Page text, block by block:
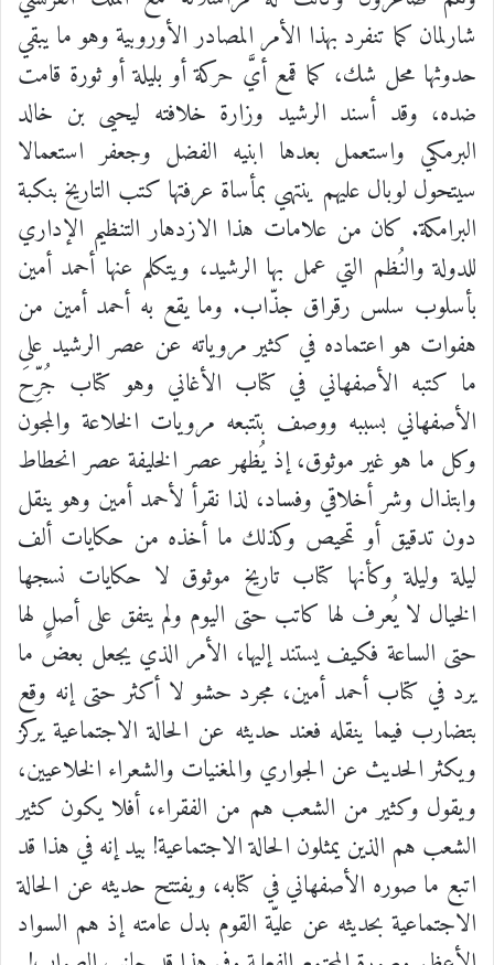
شارلمان كما تنفرد بهذا الأمر المصادر الأوروبية وهو ما يبقي
حدوثها محل شك، كما قمع أيَّ حركة أو بليلة أو ثورة قامت
ضده، وقد أسند الرشيد وزارة خلافته ليحيى بن خالد
البرمكي واستعمل بعدها ابنيه الفضل وجعفر استعمالا
سيتحول لوبال عليهم ينتهي بمأساة عرفتها كتب التاريخ بنكبة
البرامكة. كان من علامات هذا الازدهار التنظيم الإداري
للدولة والنُظم التي عمل بها الرشيد، ويتكلم عنها أحمد أمين
بأسلوب سلس رقراق جذّاب. وما يقع به أحمد أمين من
هفوات هو اعتماده في كثير مروياته عن عصر الرشيد على
ما كتبه الأصفهاني في كتاب الأغاني وهو كتاب جُرِّحَ
الأصفهاني بسببه ووصف بتتبعه مرويات الخلاعة والمجون
وكل ما هو غير موثوق، إذ يُظهر عصر الخليفة عصر انحطاط
وابتذال وشر أخلاقي وفساد، لذا نقرأ لأحمد أمين وهو ينقل
دون تدقيق أو تمحيص وكذلك ما أخذه من حكايات ألف
ليلة وليلة وكأنها كتاب تاريخ موثوق لا حكايات نسجها
الخيال لا يُعرف لها كاتب حتى اليوم ولم يتفق على أصلٍ لها
حتى الساعة فكيف يستند إليها، الأمر الذي يجعل بعض ما
يرد في كتاب أحمد أمين، مجرد حشو لا أكثر حتى إنه وقع
بتضارب فيما ينقله فعند حديثه عن الحالة الاجتماعية يركز
ويكثر الحديث عن الجواري والمغنيات والشعراء الخلاعيين،
ويقول وكثير من الشعب هم من الفقراء، أفلا يكون كثير
الشعب هم الذين يمثلون الحالة الاجتماعية! بيد إنه في هذا قد
اتبع ما صوره الأصفهاني في كتابه، ويفتتح حديثه عن الحالة
الاجتماعية بحديثه عن عليّة القوم بدل عامته إذ هم السواد